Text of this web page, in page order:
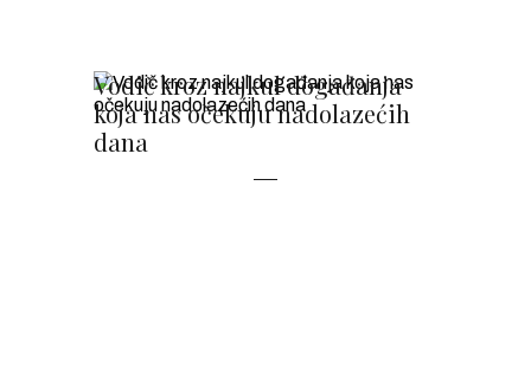
Vodič kroz najkul događanja
koja nas očekuju nadolazećih
dana